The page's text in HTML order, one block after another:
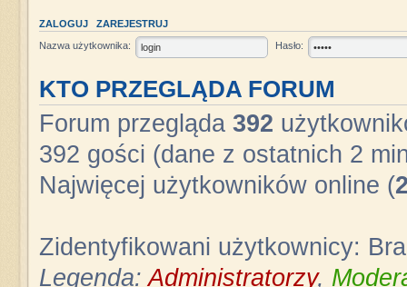
ZALOGUJ ZAREJESTRUJ
Nazwa użytkownika: Hasło:
KTO PRZEGLĄDA FORUM
Forum przegląda 392
392 gości (dane z ostatnich 2
Najwięcej użytkowników online (
Zidentyfikowani użytkownicy:
Legenda:Administratorzy,